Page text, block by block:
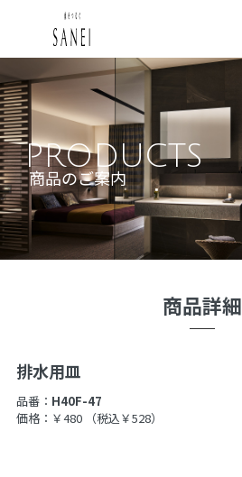
PRODUCTS
商品のご案内
商品詳細
排水用皿
品番： H40F-47
価格：￥480
（税込￥528）